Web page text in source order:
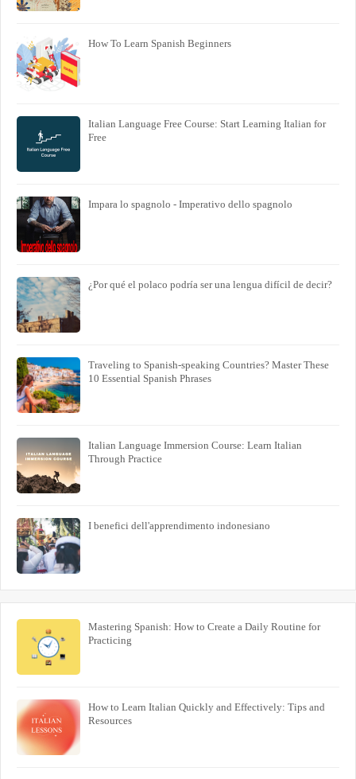
How To Learn Spanish Beginners
Italian Language Free Course: Start Learning Italian for
Free
Impara lo spagnolo - Imperativo dello spagnolo
¿Por qué el polaco podría ser una lengua difícil de decir?
Traveling to Spanish-speaking Countries? Master These
10 Essential Spanish Phrases
Italian Language Immersion Course: Learn Italian
Through Practice
I benefici dell'apprendimento indonesiano
Mastering Spanish: How to Create a Daily Routine for
Practicing
How to Learn Italian Quickly and Effectively: Tips and
Resources